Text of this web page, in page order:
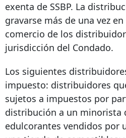
exenta de SSBP. La
gravarse más de una vez
comercio de los
jurisdicción del Condado.
Los siguientes
impuesto: distribuidores
sujetos a impuestos por
distribución a un minorista
edulcorantes vendidos por